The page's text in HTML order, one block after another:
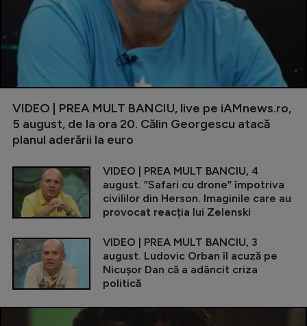
VIDEO | PREA MULT BANCIU, live pe iAMnews.ro,
5 august, de la ora 20. Călin Georgescu atacă
planul aderării la euro
VIDEO | PREA MULT BANCIU, 4
august. ”Safari cu drone” împotriva
civililor din Herson. Imaginile care au
provocat reacția lui Zelenski
VIDEO | PREA MULT BANCIU, 3
august. Ludovic Orban îl acuză pe
Nicușor Dan că a adâncit criza
politică